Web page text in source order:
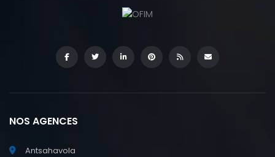
NOS AGENCES
Antsahavola